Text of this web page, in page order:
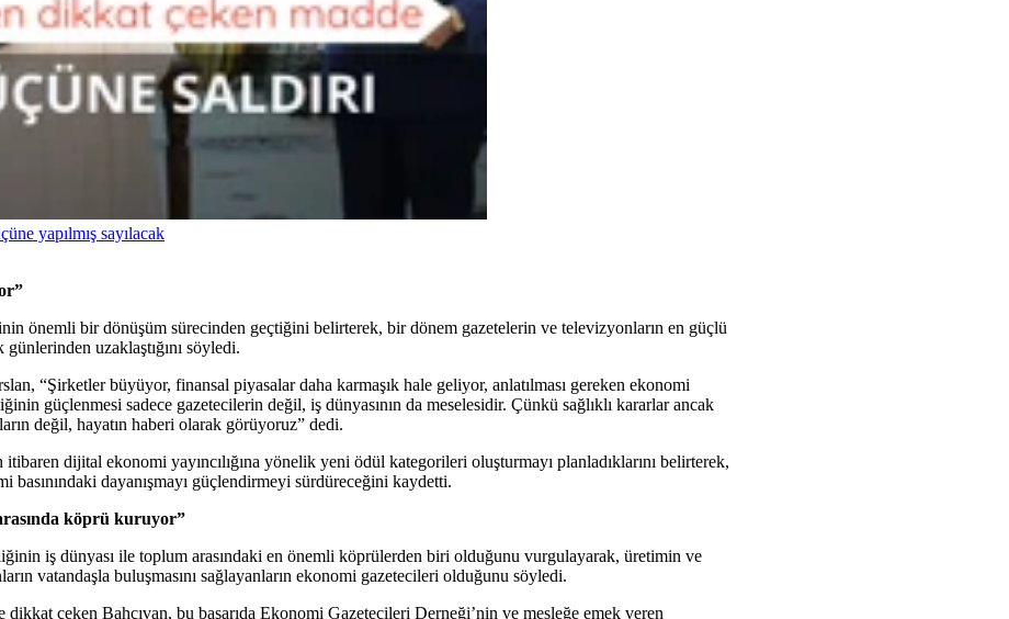
yapılmış sayılacak
önemli bir dönüşüm sürecinden geçtiğini belirterek, bir dönem gazetelerin ve televizyonların en güçlü
uzaklaştığını söyledi.
“Şirketler büyüyor, finansal piyasalar daha karmaşık hale geliyor, anlatılması gereken ekonomi
güçlenmesi sadece gazetecilerin değil, iş dünyasının da meselesidir. Çünkü sağlıklı kararlar ancak
değil, hayatın haberi olarak görüyoruz” dedi.
dijital ekonomi yayıncılığına yönelik yeni ödül kategorileri oluşturmayı planladıklarını belirterek,
basınındaki dayanışmayı güçlendirmeyi sürdüreceğini kaydetti.
köprü kuruyor”
iş dünyası ile toplum arasındaki en önemli köprülerden biri olduğunu vurgulayarak, üretimin ve
vatandaşla buluşmasını sağlayanların ekonomi gazetecileri olduğunu söyledi.
çeken Bahçıvan, bu başarıda Ekonomi Gazetecileri Derneği’nin ve mesleğe emek veren